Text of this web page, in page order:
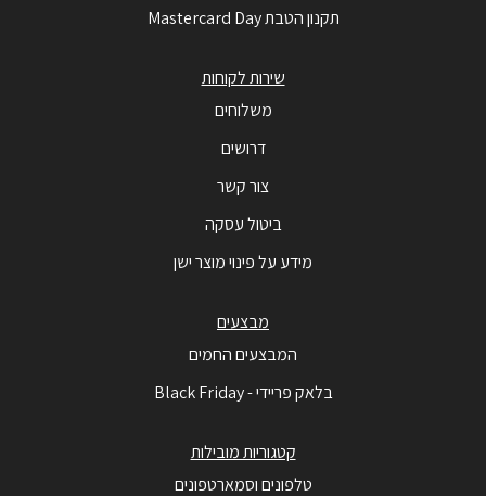
תקנון הטבת Mastercard Day
שירות לקוחות
משלוחים
דרושים
צור קשר
ביטול עסקה
מידע על פינוי מוצר ישן
מבצעים
המבצעים החמים
בלאק פריידי - Black Friday
קטגוריות מובילות
טלפונים וסמארטפונים